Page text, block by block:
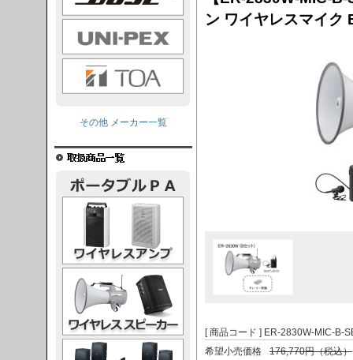
ン ワイヤレスマイク
[ 商品コード ] ER-2830W-MIC-B-
希望小売価格
176,770円（税込）
その他 メーカー一覧